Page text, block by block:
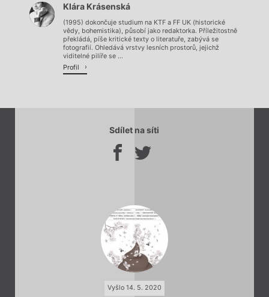
Načítá se.
Klára Krásenská
(1995) dokončuje studium na KTF a FF UK (historické
vědy, bohemistika), působí jako redaktorka. Příležitostně
překládá, píše kritické texty o literatuře, zabývá se
fotografií. Ohledává vrstvy lesních prostorů, jejichž
viditelné pilíře se ...
Profil
Sdílet na síti
Vyšlo 14. 5. 2020